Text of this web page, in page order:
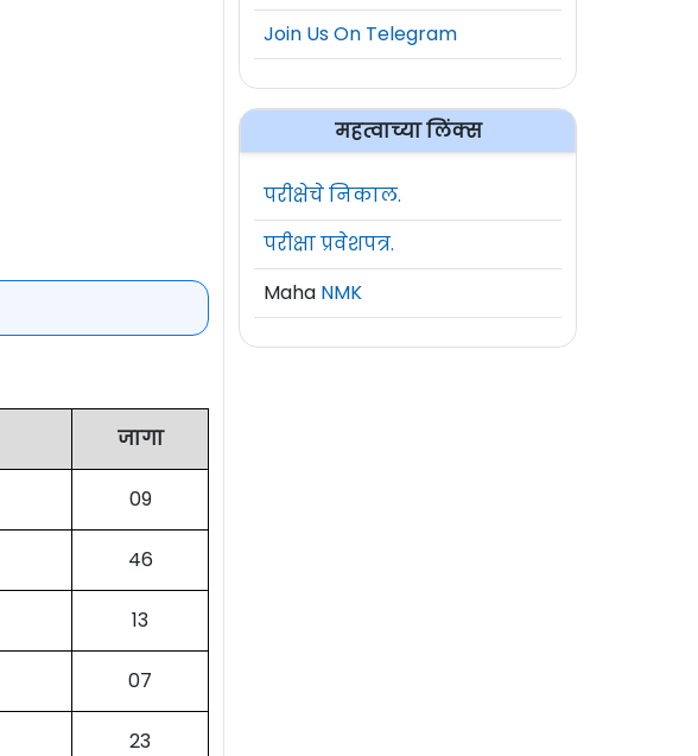
जागा
09
46
13
07
23
Join Us On Telegram
महत्वाच्या लिंक्स
परीक्षेचे निकाल.
परीक्षा प्रवेशपत्र.
Maha NMK